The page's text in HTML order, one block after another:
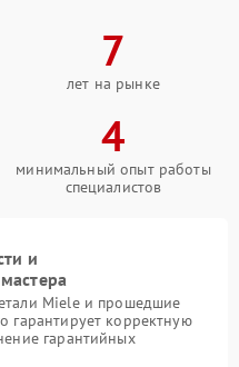
7
лет на рынке
4
минимальный опыт работы
специалистов
и
Miele и прошедшие
гарантирует корректную
гарантийных